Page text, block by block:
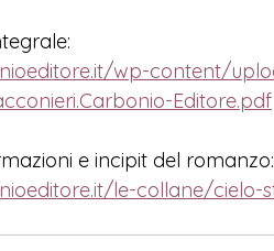
wp-content/
Editore.pdf
e incipit del romanzo:
le-collane/cielo-